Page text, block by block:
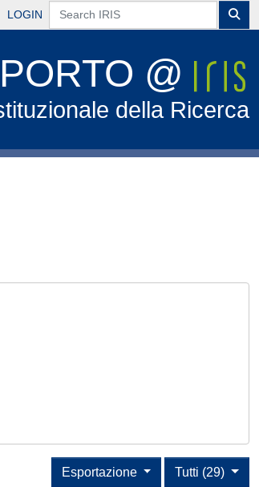
LOGIN
PORTO @
della Ricerca
Tutti (29)
Esportazione